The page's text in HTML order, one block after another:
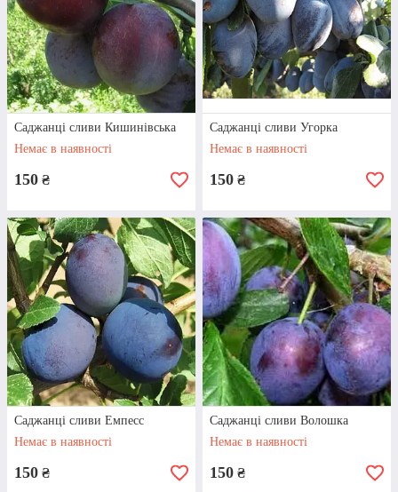
Детальнiше
СЛИВОВІ САДЖАНЦІ
«НЕНЬКА»
Саджанці сливи, купити які ви можете на
нашому сайті, мають розвинену кореневу
систему та легко приживаються. Цей
Саджанці сливи Кишинівська
Немає в наявності
150 ₴
Саджанці сливи Угорка
Немає в наявності
150 ₴
Саджанці сливи Емпесс
Немає в наявності
150 ₴
Саджанці сливи Волошка
Немає в наявності
150 ₴